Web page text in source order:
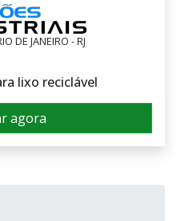
DE JANEIRO - RJ
lixo reciclável
agora